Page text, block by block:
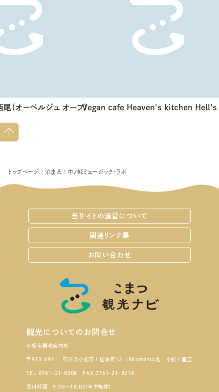
トップページ 泊まる 中ノ峠ミュージック・ラボ
（オーベルジュ オーフ）Vegan cafe Heaven's kitchen Hell's
ペー
ジト
ップ
当サイトの運営について
関連リンク集
お問い合わせ
観光についてのお問合せ
小松市観光案内所
〒923-0921 石川県小松市土居原町13-18Komatsu九 小松土産店
TEL 0761-21-8208 FAX 0761-21-8218
受付時間 9:00～18:00（年中無休）